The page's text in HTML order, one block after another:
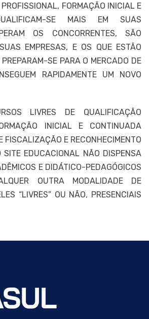
FORMAÇÃO INICIAL E
SE MAIS EM SUAS
OS CONCORRENTES, SÃO
EMPRESAS, E OS QUE ESTÃO
PREPARAM-SE PARA O MERCADO DE
RAPIDAMENTE UM NOVO
LIVRES DE QUALIFICAÇÃO
INICIAL E CONTINUADA
FISCALIZAÇÃO E RECONHECIMENTO
SITE EDUCACIONAL NÃO DISPENSA
E DIDÁTICO-PEDAGÓGICOS
OUTRA MODALIDADE DE
“LIVRES” OU NÃO, PRESENCIAIS